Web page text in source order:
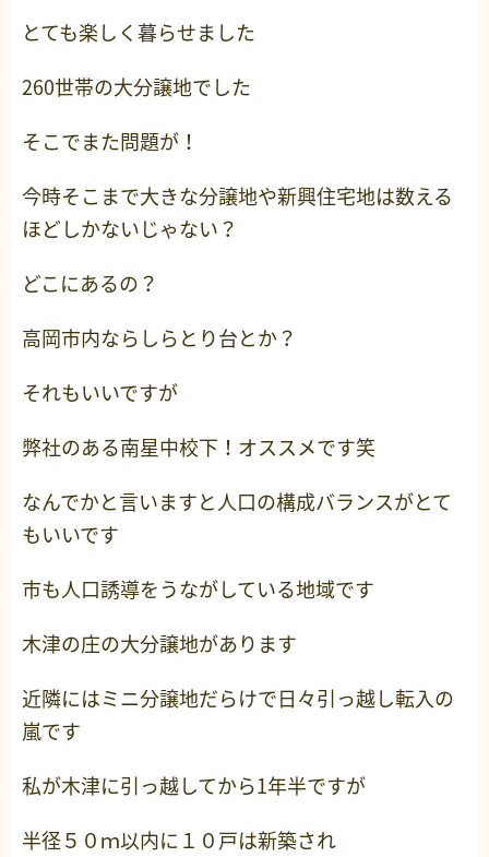
とても楽しく暮らせました
260世帯の大分譲地でした
そこでまた問題が！
今時そこまで大きな分譲地や新興住宅地は数える
ほどしかないじゃない？
どこにあるの？
高岡市内ならしらとり台とか？
それもいいですが
弊社のある南星中校下！オススメです笑
なんでかと言いますと人口の構成バランスがとて
もいいです
市も人口誘導をうながしている地域です
木津の庄の大分譲地があります
近隣にはミニ分譲地だらけで日々引っ越し転入の
嵐です
私が木津に引っ越してから1年半ですが
半径５０ｍ以内に１０戸は新築され